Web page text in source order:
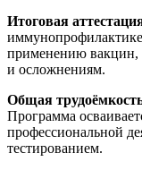
Итоговая
применению вакцин,
и осложнениям.
Общая
Программа
профессиональной
тестированием.